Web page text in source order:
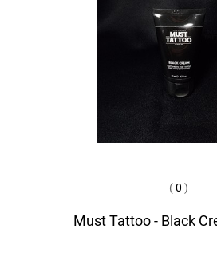
(0 )
Must Tattoo - Black